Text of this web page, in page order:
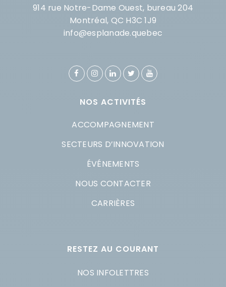
914 rue Notre-Dame Ouest, bureau 204
Montréal, QC H3C 1J9
info@esplanade.quebec
NOS ACTIVITÉS
ACCOMPAGNEMENT
SECTEURS D’INNOVATION
ÉVÉNEMENTS
NOUS CONTACTER
CARRIÈRES
RESTEZ AU COURANT
NOS INFOLETTRES